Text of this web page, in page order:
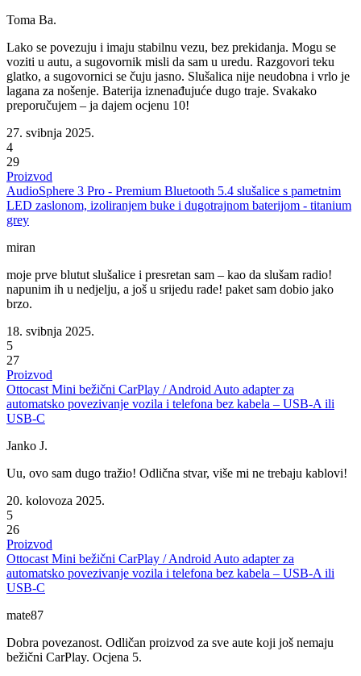
Toma Ba.
Lako se povezuju i imaju stabilnu vezu, bez prekidanja. Mogu se
voziti u autu, a sugovornik misli da sam u uredu. Razgovori teku
glatko, a sugovornici se čuju jasno. Slušalica nije neudobna i vrlo je
lagana za nošenje. Baterija iznenađujuće dugo traje. Svakako
preporučujem – ja dajem ocjenu 10!
27. svibnja 2025.
4
29
Proizvod
AudioSphere 3 Pro - Premium Bluetooth 5.4 slušalice s pametnim
LED zaslonom, izoliranjem buke i dugotrajnom baterijom - titanium
grey
miran
moje prve blutut slušalice i presretan sam – kao da slušam radio!
napunim ih u nedjelju, a još u srijedu rade! paket sam dobio jako
brzo.
18. svibnja 2025.
5
27
Proizvod
Ottocast Mini bežični CarPlay / Android Auto adapter za
automatsko povezivanje vozila i telefona bez kabela – USB-A ili
USB-C
Janko J.
Uu, ovo sam dugo tražio! Odlična stvar, više mi ne trebaju kablovi!
20. kolovoza 2025.
5
26
Proizvod
Ottocast Mini bežični CarPlay / Android Auto adapter za
automatsko povezivanje vozila i telefona bez kabela – USB-A ili
USB-C
mate87
Dobra povezanost. Odličan proizvod za sve aute koji još nemaju
bežični CarPlay. Ocjena 5.